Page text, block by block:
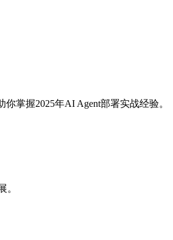
掌握2025年AI Agent部署实战经验。
。